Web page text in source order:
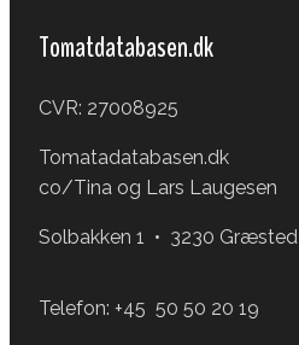
Tomatdatabasen.dk
CVR: 27008925
Tomatadatabasen.dk
co/Tina og Lars Laugesen
Solbakken 1 • 3230 Græsted
Telefon: +45 50 50 20 19